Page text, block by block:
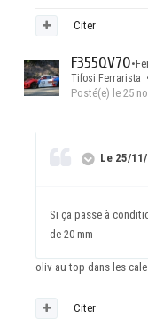
Citer
F355QV70•
Tifosi Ferrarista
Posté(e) le 25
Le 25/
Si ça passe à
de 20 mm
oliv au top dans les
Citer